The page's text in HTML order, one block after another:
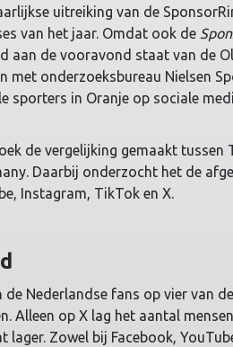
uitreiking van de
van het jaar. Omdat ook de
aan de vooravond staat van de
met onderzoeksbureau Nielsen
sporters in Oranje op sociale
de vergelijking gemaakt tussen
Daarbij onderzocht het de
Instagram, TikTok en X.
Nederlandse fans op vier van
Alleen op X lag het aantal
lager. Zowel bij Facebook,